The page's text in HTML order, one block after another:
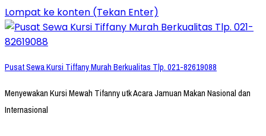
Lompat ke konten (Tekan Enter)
Pusat Sewa Kursi Tiffany Murah Berkualitas Tlp. 021-82619088
Menyewakan Kursi Mewah Tifanny utk Acara Jamuan Makan Nasional dan
Internasional